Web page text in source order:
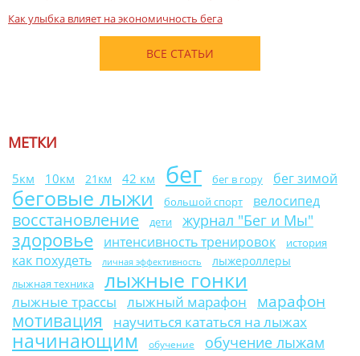
Как улыбка влияет на экономичность бега
ВСЕ СТАТЬИ
МЕТКИ
5км 10км 21км 42 км бег бег в гору бег зимой
беговые лыжи большой спорт велосипед
восстановление дети журнал "Бег и Мы"
здоровье интенсивность тренировок история
как похудеть личная эффективность лыжероллеры
лыжная техника лыжные гонки
лыжные трассы лыжный марафон марафон
мотивация научиться кататься на лыжах
начинающим обучение обучение лыжам